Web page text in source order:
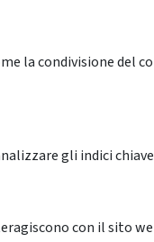
la condivisione del
gli indici
con il sito